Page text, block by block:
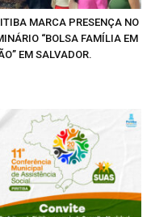
MARCA PRESENÇA NO
“BOLSA FAMÍLIA EM
EM SALVADOR.